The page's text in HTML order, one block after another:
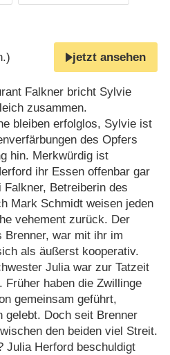
jetzt ansehen
Falkner bricht Sylvie
zusammen.
bleiben erfolglos, Sylvie ist
des Opfers
hin. Merkwürdig ist
ihr Essen offenbar gar
Betreiberin des
Mark Schmidt weisen jeden
vehement zurück. Der
Brenner, war mit ihr im
als äußerst kooperativ.
Julia war zur Tatzeit
haben die Zwillinge
gemeinsam geführt,
gelebt. Doch seit Brenner
den beiden viel Streit.
Julia Herford beschuldigt